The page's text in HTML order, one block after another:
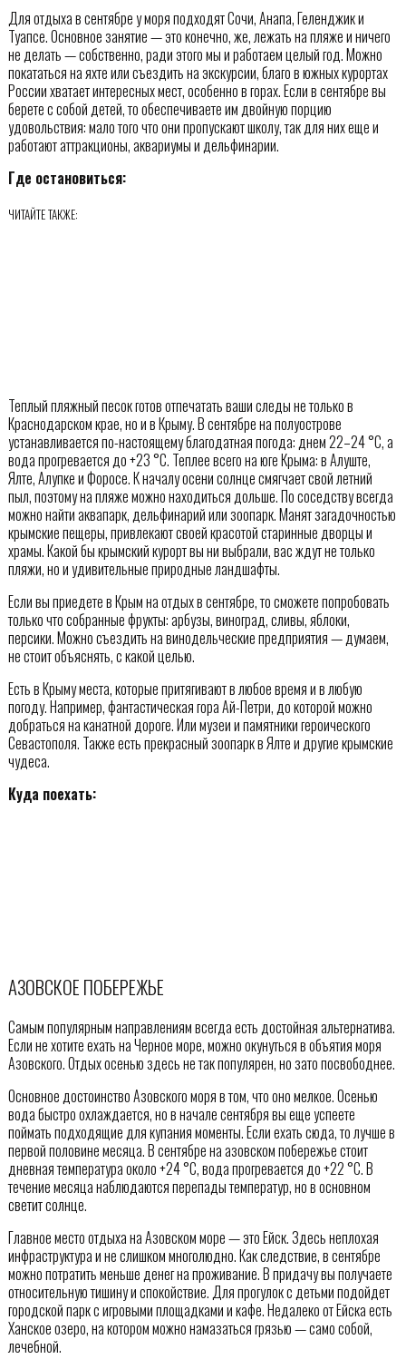
Для отдыха в сентябре у моря подходят Сочи, Анапа, Геленджик и
Туапсе. Основное занятие — это конечно, же, лежать на пляже и ничего
не делать — собственно, ради этого мы и работаем целый год. Можно
покататься на яхте или съездить на экскурсии, благо в южных курортах
России хватает интересных мест, особенно в горах. Если в сентябре вы
берете с собой детей, то обеспечиваете им двойную порцию
удовольствия: мало того что они пропускают школу, так для них еще и
работают аттракционы, аквариумы и дельфинарии.
Где остановиться:
ЧИТАЙТЕ ТАКЖЕ:
Теплый пляжный песок готов отпечатать ваши следы не только в
Краснодарском крае, но и в Крыму. В сентябре на полуострове
устанавливается по-настоящему благодатная погода: днем 22–24 °С, а
вода прогревается до +23 °С. Теплее всего на юге Крыма: в Алуште,
Ялте, Алупке и Форосе. К началу осени солнце смягчает свой летний
пыл, поэтому на пляже можно находиться дольше. По соседству всегда
можно найти аквапарк, дельфинарий или зоопарк. Манят загадочностью
крымские пещеры, привлекают своей красотой старинные дворцы и
храмы. Какой бы крымский курорт вы ни выбрали, вас ждут не только
пляжи, но и удивительные природные ландшафты.
Если вы приедете в Крым на отдых в сентябре, то сможете попробовать
только что собранные фрукты: арбузы, виноград, сливы, яблоки,
персики. Можно съездить на винодельческие предприятия — думаем,
не стоит объяснять, с какой целью.
Есть в Крыму места, которые притягивают в любое время и в любую
погоду. Например, фантастическая гора Ай-Петри, до которой можно
добраться на канатной дороге. Или музеи и памятники героического
Севастополя. Также есть прекрасный зоопарк в Ялте и другие крымские
чудеса.
Куда поехать:
АЗОВСКОЕ ПОБЕРЕЖЬЕ
Самым популярным направлениям всегда есть достойная альтернатива.
Если не хотите ехать на Черное море, можно окунуться в объятия моря
Азовского. Отдых осенью здесь не так популярен, но зато посвободнее.
Основное достоинство Азовского моря в том, что оно мелкое. Осенью
вода быстро охлаждается, но в начале сентября вы еще успеете
поймать подходящие для купания моменты. Если ехать сюда, то лучше в
первой половине месяца. В сентябре на азовском побережье стоит
дневная температура около +24 °С, вода прогревается до +22 °С. В
течение месяца наблюдаются перепады температур, но в основном
светит солнце.
Главное место отдыха на Азовском море — это Ейск. Здесь неплохая
инфраструктура и не слишком многолюдно. Как следствие, в сентябре
можно потратить меньше денег на проживание. В придачу вы получаете
относительную тишину и спокойствие. Для прогулок с детьми подойдет
городской парк с игровыми площадками и кафе. Недалеко от Ейска есть
Ханское озеро, на котором можно намазаться грязью — само собой,
лечебной.